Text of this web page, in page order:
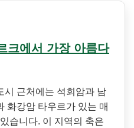
크에서 가장 아름다
시 근처에는 석회암과 남
화강암 타우르가 있는 매
습니다. 이 지역의 축은